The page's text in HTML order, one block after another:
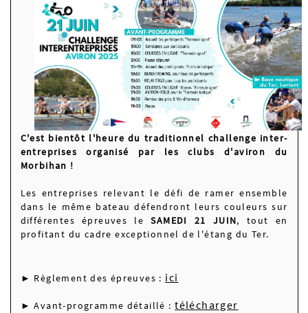
C'est bientôt l'heure du traditionnel challenge inter-
entreprises organisé par les clubs d'aviron du
Morbihan !
Les entreprises relevant le défi de ramer ensemble
dans le même bateau défendront leurs couleurs sur
différentes épreuves leSAMEDI 21 JUIN, tout en
profitant du cadre exceptionnel de l'étang du Ter.
► Règlement des épreuves : ici
► Avant-programme détaillé :télécharger